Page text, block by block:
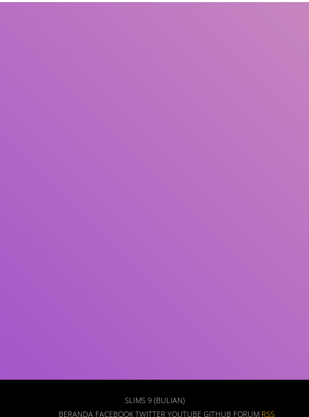
SLIMS 9 (BULIAN)
BERANDA FACEBOOK TWITTER YOUTUBE GITHUB FORUM RSS